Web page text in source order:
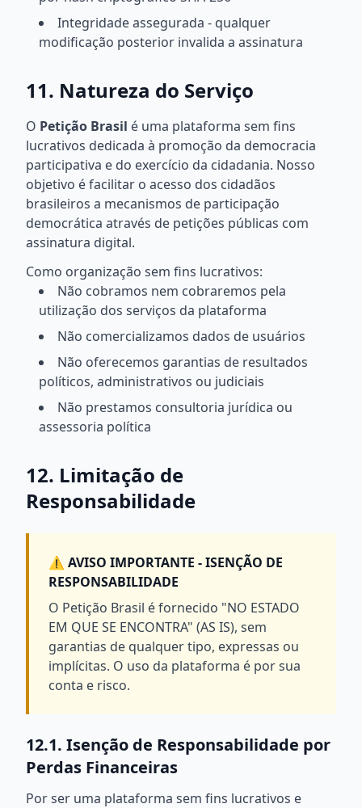
Integridade assegurada - qualquer
modificação posterior invalida a assinatura
11. Natureza do Serviço
O Petição Brasil é uma plataforma sem fins
lucrativos dedicada à promoção da democracia
participativa e do exercício da cidadania. Nosso
objetivo é facilitar o acesso dos cidadãos
brasileiros a mecanismos de participação
democrática através de petições públicas com
assinatura digital.
Como organização sem fins lucrativos:
Não cobramos nem cobraremos pela
utilização dos serviços da plataforma
Não comercializamos dados de usuários
Não oferecemos garantias de resultados
políticos, administrativos ou judiciais
Não prestamos consultoria jurídica ou
assessoria política
12. Limitação de
Responsabilidade
⚠️ AVISO IMPORTANTE - ISENÇÃO DE
RESPONSABILIDADE
O Petição Brasil é fornecido "NO ESTADO
EM QUE SE ENCONTRA" (AS IS), sem
garantias de qualquer tipo, expressas ou
implícitas. O uso da plataforma é por sua
conta e risco.
12.1. Isenção de Responsabilidade por
Perdas Financeiras
Por ser uma plataforma sem fins lucrativos e